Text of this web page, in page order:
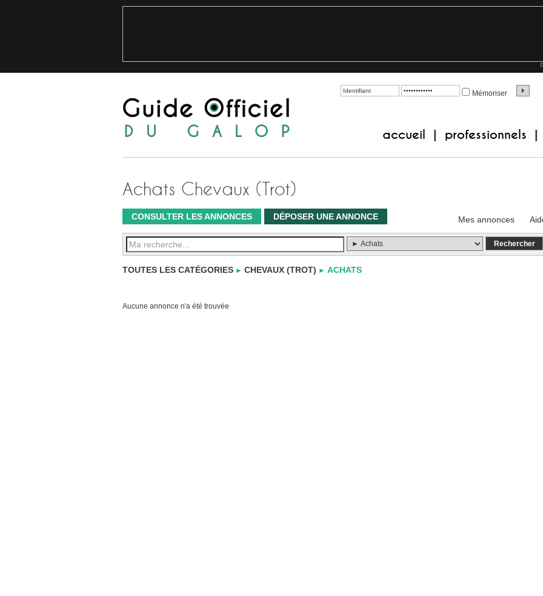
Mémoriser
accueil professionnels
Achats Chevaux (Trot)
CONSULTER LES ANNONCES DÉPOSER UNE ANNONCE Mes annonces
TOUTES LES CATÉGORIES ► CHEVAUX (TROT) ► ACHATS
Aucune annonce n'a été trouvée